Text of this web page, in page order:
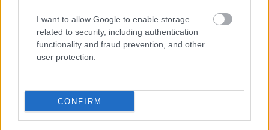
I want to allow Google to enable storage
related to security, including authentication
functionality and fraud prevention, and other
user protection.
CONFIRM
Oldalaink
Rubicon Mesterkurzus
Rubicon Próba Szerzők